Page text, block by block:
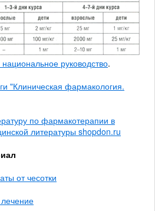
руководство.
"Клиническая фармакология.
по фармакотерапии в
литературы shopdon.ru
от чесотки